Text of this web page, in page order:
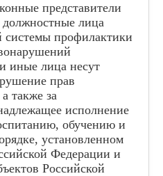
представители
лица
системы профилактики
иные лица несут
прав
также за
исполнение
обучению и
установленном
Федерации и
Российской